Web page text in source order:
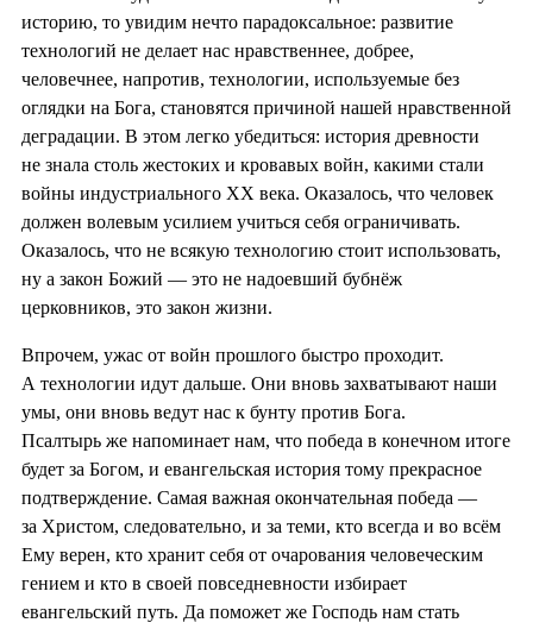
историю, то увидим нечто парадоксальное: развитие
технологий не делает нас нравственнее, добрее,
человечнее, напротив, технологии, используемые без
оглядки на Бога, становятся причиной нашей нравственной
деградации. В этом легко убедиться: история древности
не знала столь жестоких и кровавых войн, какими стали
войны индустриального XX века. Оказалось, что человек
должен волевым усилием учиться себя ограничивать.
Оказалось, что не всякую технологию стоит использовать,
ну а закон Божий — это не надоевший бубнёж
церковников, это закон жизни.
Впрочем, ужас от войн прошлого быстро проходит.
А технологии идут дальше. Они вновь захватывают наши
умы, они вновь ведут нас к бунту против Бога.
Псалтырь же напоминает нам, что победа в конечном итоге
будет за Богом, и евангельская история тому прекрасное
подтверждение. Самая важная окончательная победа —
за Христом, следовательно, и за теми, кто всегда и во всём
Ему верен, кто хранит себя от очарования человеческим
гением и кто в своей повседневности избирает
евангельский путь. Да поможет же Господь нам стать